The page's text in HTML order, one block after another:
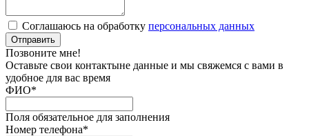
Соглашаюсь на обработку персональных данных
Отправить
Позвоните мне!
Оставьте свои контактыне данные и мы свяжемся с вами в
удобное для вас время
ФИО*
Поля обязательное для заполнения
Номер телефона*